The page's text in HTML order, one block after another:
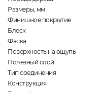
Размеры, мм
Финишное покрытие
Блеск
Фаска
Поверхность на ощупь
Полезный слой
Тип соединения
Конструкция